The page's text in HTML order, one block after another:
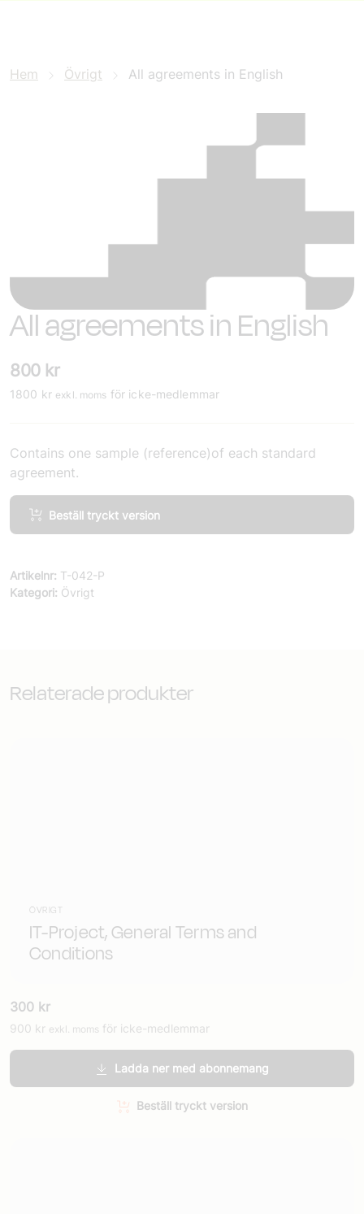
Hem Övrigt All agreements in English
All agreements in English
800 kr
1800 kr exkl. moms för icke-medlemmar
Contains one sample (reference)of each standard
agreement.
All
agreements
mängd
Beställ tryckt version
Artikelnr: T-042-P
Kategori: Övrigt
Relaterade produkter
ÖVRIGT
IT-Project, General Terms and
Conditions
300 kr
900 kr exkl. moms för icke-medlemmar
Ladda ner med abonnemang
Beställ tryckt version